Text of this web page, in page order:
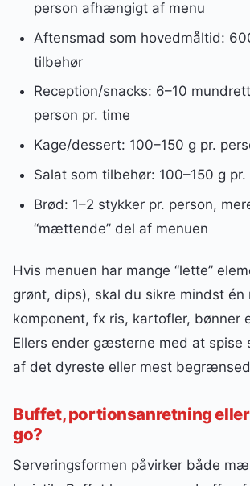
person afhængigt af menu
Aftensmad som hovedmåltid:
tilbehør
Reception/snacks: 6–10
person pr. time
Kage/dessert: 100–150 g pr.
Salat som tilbehør: 100–150 g pr.
Brød: 1–2 stykker pr. person,
“mættende” del af menuen
Hvis menuen har mange “lette”
grønt, dips), skal du sikre mindst
komponent, fx ris, kartofler, bønner
Ellers ender gæsterne med at
af det dyreste eller mest
Buffet, portionsanretning
go?
Serveringsformen påvirker både